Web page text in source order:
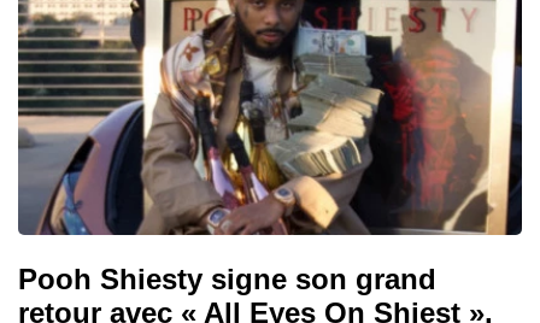
Pooh Shiesty signe son grand
retour avec « All Eyes On Shiest »,